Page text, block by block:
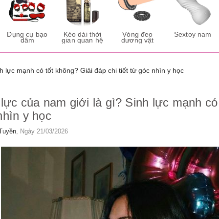
Dụng cụ bạo
dâm
Kéo dài thời
gian quan hệ
Vòng đeo
dương vật
Sextoy nam
lực mạnh có tốt không? Giải đáp chi tiết từ góc nhìn y học
của nam giới là gì? Sinh lực mạnh
y học
, Ngày 21/03/2026